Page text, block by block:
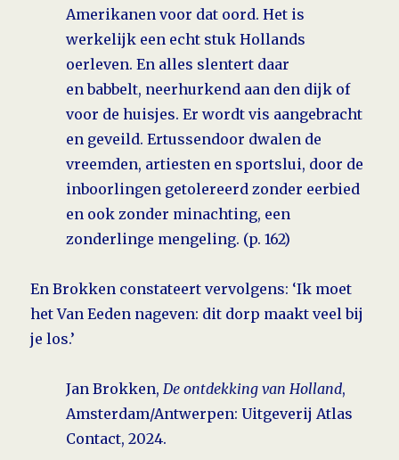
Amerikanen voor dat oord. Het is
werkelijk een echt stuk Hollands
oerleven. En alles slentert daar
en babbelt, neerhurkend aan den dijk of
voor de huisjes. Er wordt vis aangebracht
en geveild. Ertussendoor dwalen de
vreemden, artiesten en sportslui, door de
inboorlingen getolereerd zonder eerbied
en ook zonder minachting, een
zonderlinge mengeling. (p. 162)
En Brokken constateert vervolgens: ‘Ik moet
het Van Eeden nageven: dit dorp maakt veel bij
je los.’
Jan Brokken,De ontdekking van Holland,
Amsterdam/Antwerpen: Uitgeverij Atlas
Contact, 2024.